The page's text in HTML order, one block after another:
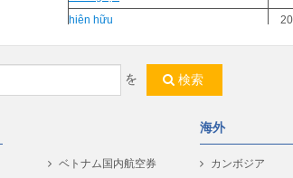
hiện hữu
đê tiện
Mạo hiểm
lễ tục
を 検索
ベトナム国内航空券
海外
カンボジア